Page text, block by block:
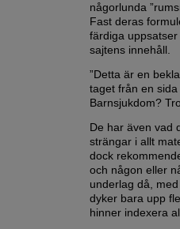
någorlunda
Fast deras
färdiga
sajtens innehåll.
”Detta är en
taget från en
Barnsjukdom?
De har även vad
strängar i allt
dock
och någon eller
underlag då,
dyker bara upp
hinner indexera